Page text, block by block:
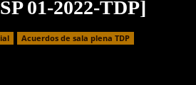
01-2022-TDP]
Acuerdos de sala plena TDP